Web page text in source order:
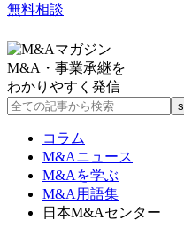
無料相談
M&A・事業承継を
わかりやすく発信
コラム
M&Aニュース
M&Aを学ぶ
M&A用語集
日本M&Aセンター